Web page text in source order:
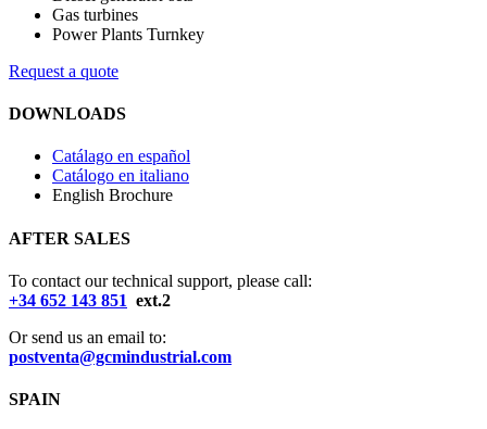
Gas turbines
Power Plants Turnkey
Request a quote
DOWNLOADS
Catálago en español
Catálogo en italiano
English Brochure
AFTER SALES
To contact our technical support, please call:
+34 652 143 851 ext.2
Or send us an email to:
postventa@gcmindustrial.com
SPAIN